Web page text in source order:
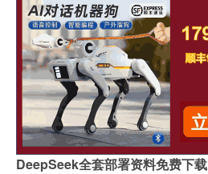
DeepSeek全套部署资料免费下载